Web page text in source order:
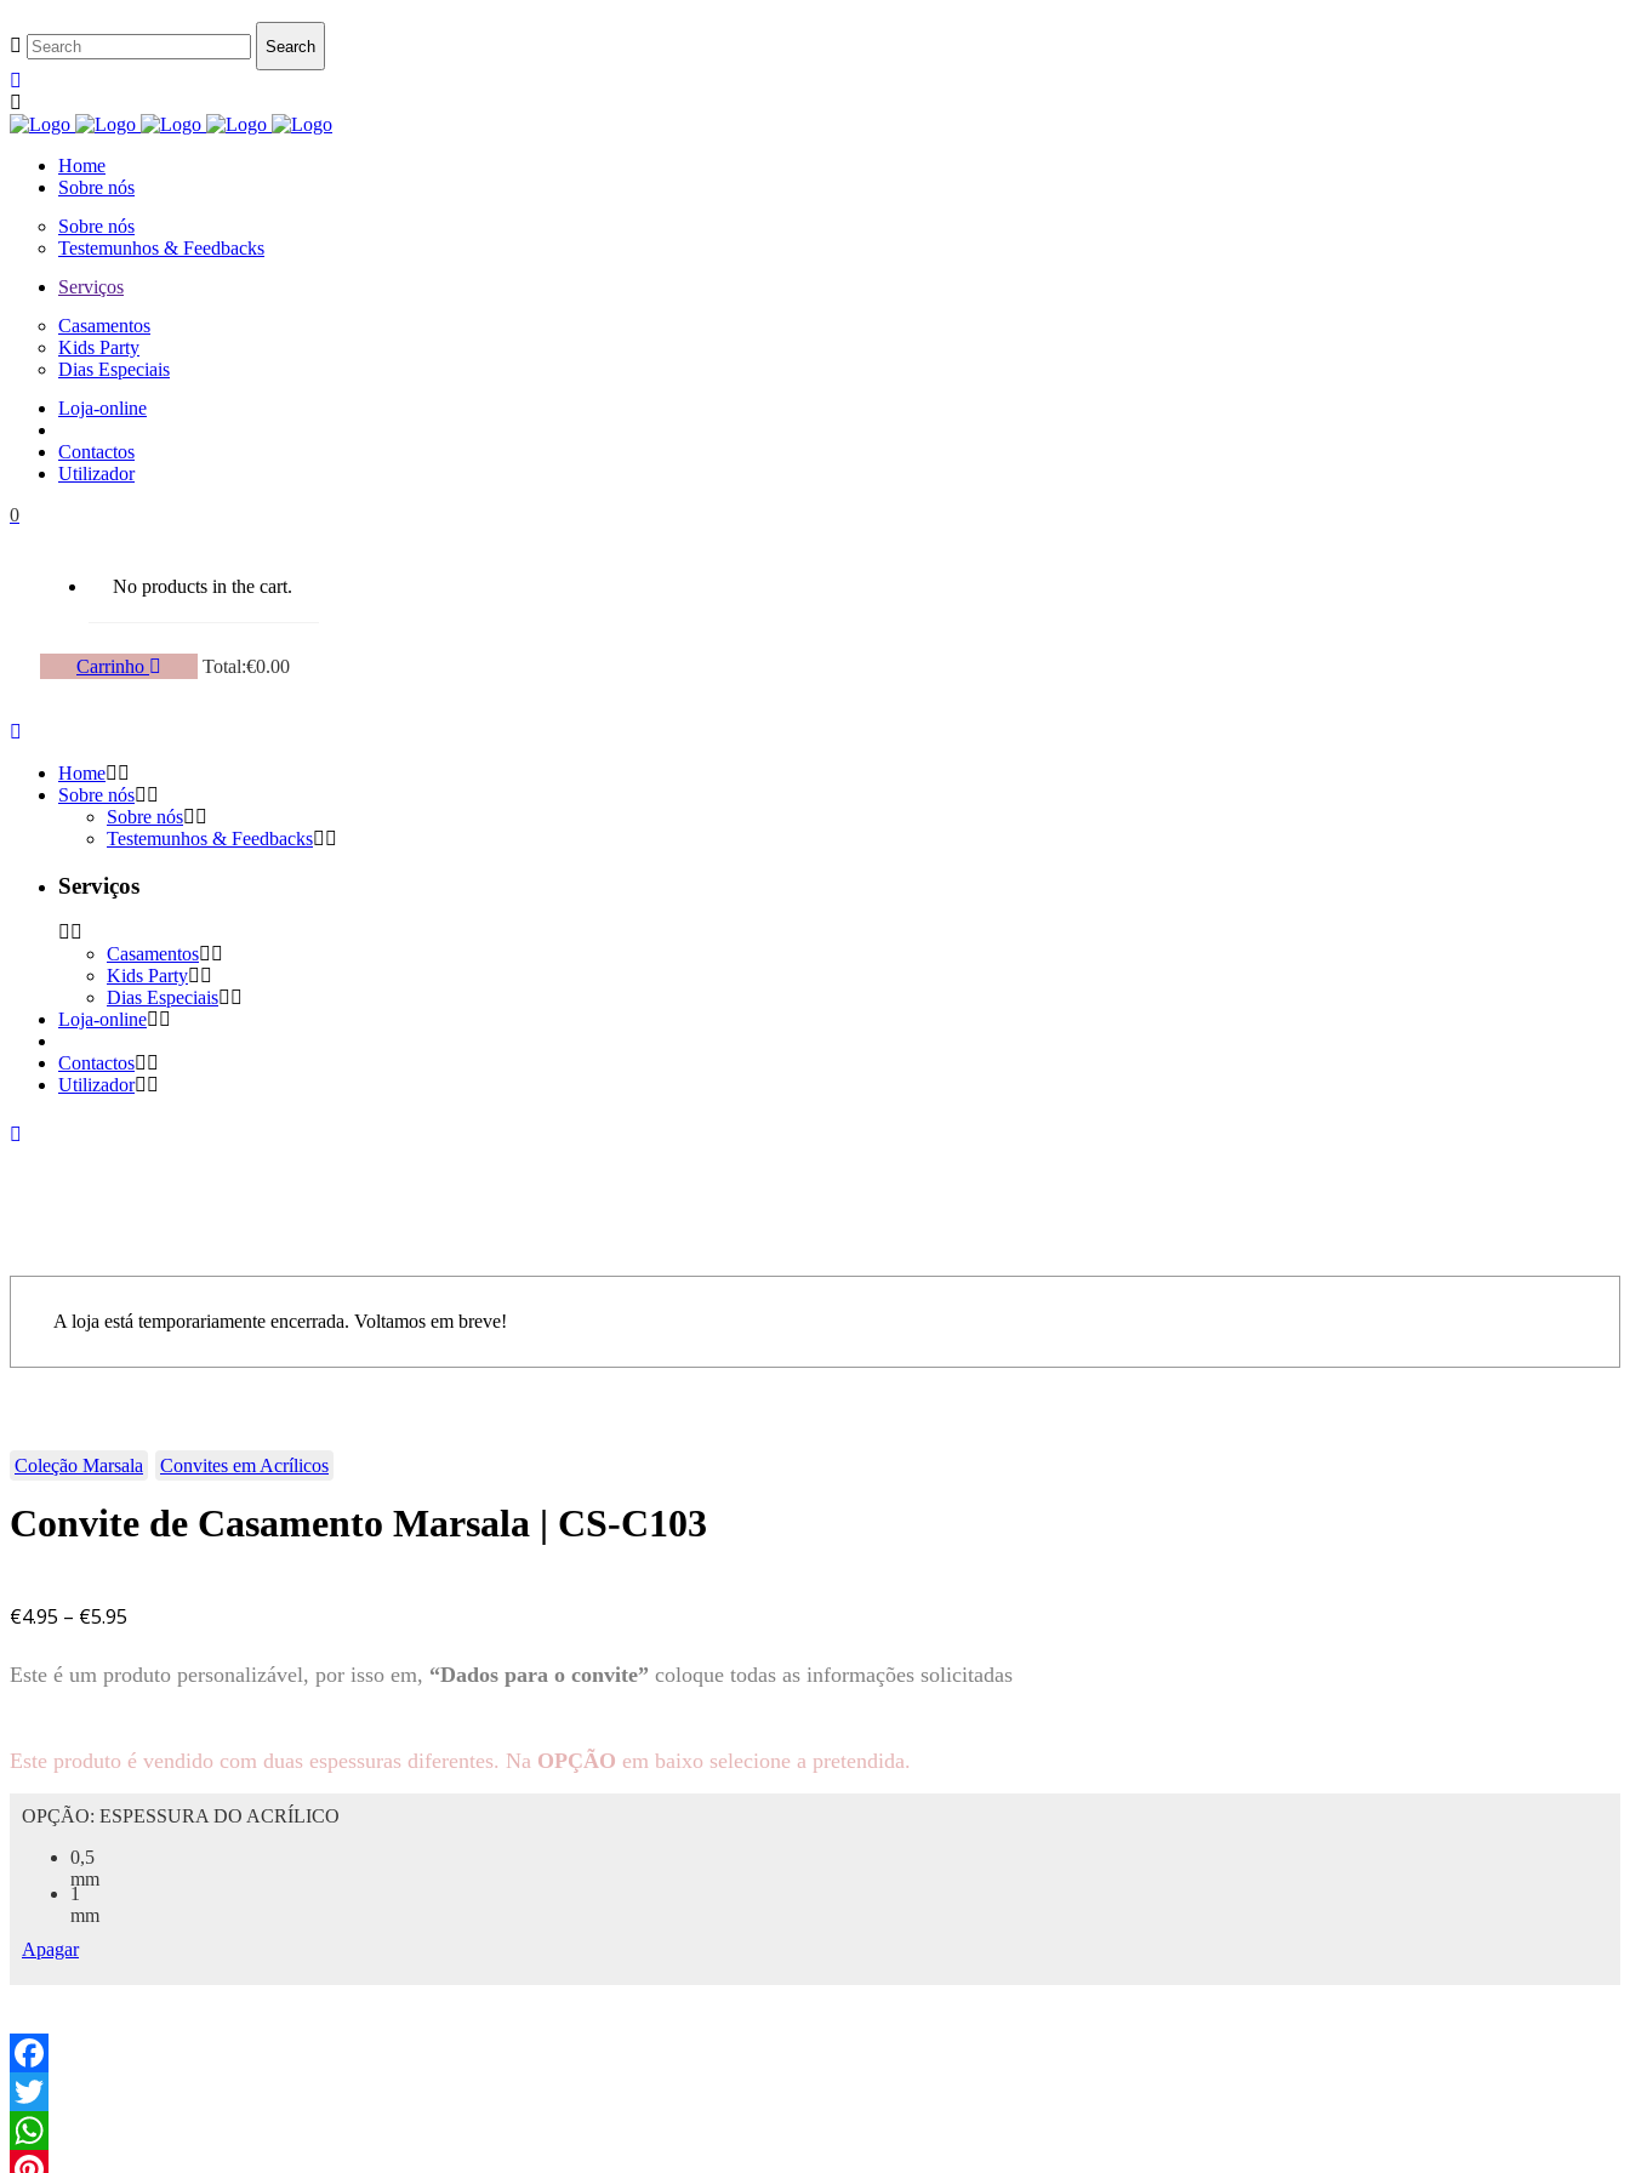
Home
Sobre nós
Sobre nós
Testemunhos & Feedbacks
Serviços
Casamentos
Kids Party
Dias Especiais
Loja-online
Contactos
Utilizador
0
No products in the cart.
Carrinho Total:€0.00
Home
Sobre nós
Sobre nós
Testemunhos & Feedbacks
Serviços
Casamentos
Kids Party
Dias Especiais
Loja-online
Contactos
Utilizador
A loja está temporariamente encerrada. Voltamos em breve!
Coleção Marsala Convites em Acrílicos
Convite de Casamento Marsala | CS-C103
€4.95 – €5.95
Este é um produto personalizável, por isso em, “Dados para o convite” coloque todas as informações solicitadas
Este produto é vendido com duas espessuras diferentes. Na OPÇÃO em baixo selecione a pretendida.
OPÇÃO: ESPESSURA DO ACRÍLICO
0,5
mm
1
mm
Apagar
Facebook
Twitter